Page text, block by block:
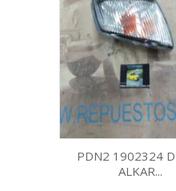
PDN2 1902324
ALKAR...